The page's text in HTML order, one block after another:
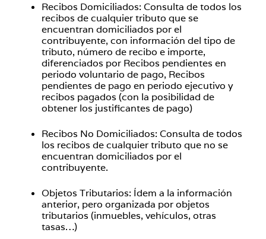
Recibos Domiciliados: Consulta de todos los
recibos de cualquier tributo que se
encuentran domiciliados por el
contribuyente, con información del tipo de
tributo, número de recibo e importe,
diferenciados por Recibos pendientes en
periodo voluntario de pago, Recibos
pendientes de pago en periodo ejecutivo y
recibos pagados (con la posibilidad de
obtener los justificantes de pago)
Recibos No Domiciliados: Consulta de todos
los recibos de cualquier tributo que no se
encuentran domiciliados por el
contribuyente.
Objetos Tributarios: Ídem a la información
anterior, pero organizada por objetos
tributarios (inmuebles, vehículos, otras
tasas…)